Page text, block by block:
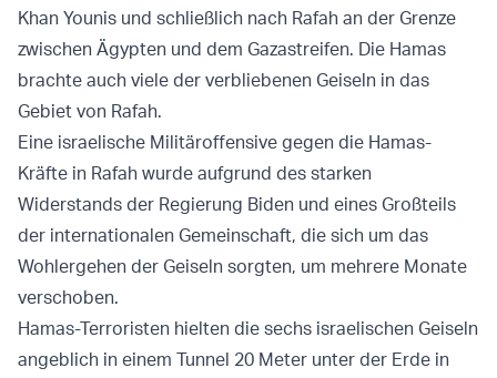
Khan Younis und schließlich nach Rafah an der Grenze
zwischen Ägypten und dem Gazastreifen. Die Hamas
brachte auch viele der verbliebenen Geiseln in das
Gebiet von Rafah.
Eine israelische Militäroffensive gegen die Hamas-
Kräfte in Rafah wurde aufgrund des starken
Widerstands der Regierung Biden und eines Großteils
der internationalen Gemeinschaft, die sich um das
Wohlergehen der Geiseln sorgten, um mehrere Monate
verschoben.
Hamas-Terroristen hielten die sechs israelischen Geiseln
angeblich in einem Tunnel 20 Meter unter der Erde in